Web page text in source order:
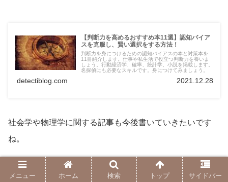
【判断力を高めるおすすめ本11選】認知バイア
スを克服し、賢い選択をする方法！
判断力を身につけるための認知バイアスの本と対策本を
11冊紹介します。仕事や私生活で役立つ判断力を養いま
しょう。行動経済学、確率、統計学、小説を掲載します。
名探偵にも必要なスキルです。身につけてみましょう。
detectiblog.com 2021.12.28
社会学や物理学に関する記事も今後書いていきたいです
ね。
名探偵やミステリは今後も紹介していきます。
メニュー ホーム 検索 トップ サイドバー